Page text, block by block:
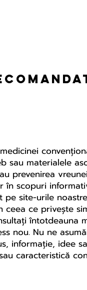
sau materialele
prevenirea
în scopuri
pe site-urile
ce privește
întotdeauna
nou. Nu ne
informație, idee
caracteristică